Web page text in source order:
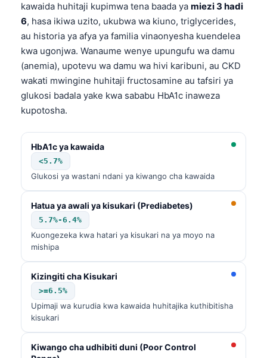
kawaida huhitaji kupimwa tena baada ya miezi 3 hadi
6, hasa ikiwa uzito, ukubwa wa kiuno, triglycerides,
au historia ya afya ya familia vinaonyesha kuendelea
kwa ugonjwa. Wanaume wenye upungufu wa damu
(anemia), upotevu wa damu wa hivi karibuni, au CKD
wakati mwingine huhitaji fructosamine au tafsiri ya
glukosi badala yake kwa sababu HbA1c inaweza
kupotosha.
HbA1c ya kawaida
<5.7%
Glukosi ya wastani ndani ya kiwango cha kawaida
Hatua ya awali ya kisukari (Prediabetes)
5.7%-6.4%
Kuongezeka kwa hatari ya kisukari na ya moyo na
mishipa
Kizingiti cha Kisukari
>=6.5%
Upimaji wa kurudia kwa kawaida huhitajika kuthibitisha
kisukari
Kiwango cha udhibiti duni (Poor Control